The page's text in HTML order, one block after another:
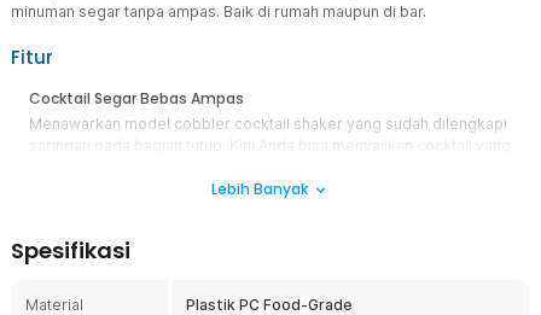
minuman segar tanpa ampas. Baik di rumah maupun di bar.
Fitur
Cocktail Segar Bebas Ampas
Menawarkan model cobbler cocktail shaker yang sudah dilengkapi
saringan pada bagian tutup. Kini Anda bisa menyajikan cocktail yang
menghasilkan minuman dengan rasa yang pas. Tak ada lagi
Panas Dingin Bukan Masalah
Lebih Banyak
Spesifikasi
Material Plastik PC Food-Grade